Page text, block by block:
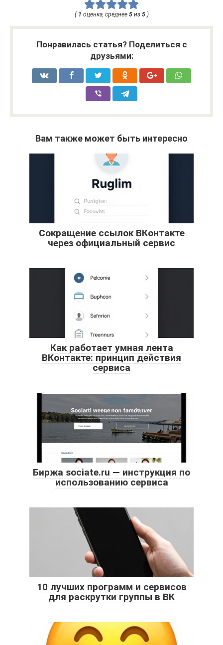
( 1 оценка, среднее 5из 5)
Понравилась статья? Поделиться с
друзьями:
Вам также может быть интересно
Сокращение ссылок ВКонтакте
через официальный сервис
Как работает умная лента
ВКонтакте: принцип действия
сервиса
Биржа sociate.ru — инструкция по
использованию сервиса
10 лучших программ и сервисов
для раскрутки группы в ВК